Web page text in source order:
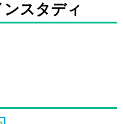
スタディ